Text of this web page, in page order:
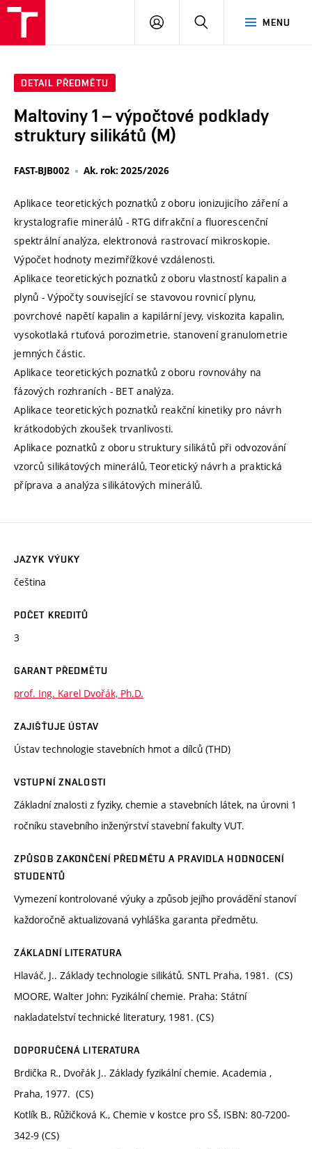
MENU
PŘIHLÁSIT
DETAIL PŘEDMĚTU
Maltoviny 1 – výpočtové podklady
struktury silikátů (M)
FAST-BJB002 Ak. rok: 2025/2026
Aplikace teoretických poznatků z oboru ionizujicího záření a
krystalografie minerálů - RTG difrakční a fluorescenční
spektrální analýza, elektronová rastrovací mikroskopie.
Výpočet hodnoty mezimřížkové vzdálenosti.
Aplikace teoretických poznatků z oboru vlastností kapalin a
plynů - Výpočty související se stavovou rovnicí plynu,
povrchové napětí kapalin a kapilární jevy, viskozita kapalin,
vysokotlaká rtuťová porozimetrie, stanovení granulometrie
jemných částic.
Aplikace teoretických poznatků z oboru rovnováhy na
fázových rozhraních - BET analýza.
Aplikace teoretických poznatků reakční kinetiky pro návrh
krátkodobých zkoušek trvanlivosti.
Aplikace poznatků z oboru struktury silikátů při odvozování
vzorců silikátových minerálů, Teoretický návrh a praktická
příprava a analýza silikátových minerálů.
JAZYK VÝUKY
čeština
POČET KREDITŮ
3
GARANT PŘEDMĚTU
prof. Ing. Karel Dvořák, Ph.D.
ZAJIŠŤUJE ÚSTAV
Ústav technologie stavebních hmot a dílců (THD)
VSTUPNÍ ZNALOSTI
Základní znalosti z fyziky, chemie a stavebních látek, na úrovni 1
ročníku stavebního inženýrství stavební fakulty VUT.
ZPŮSOB ZAKONČENÍ PŘEDMĚTU A PRAVIDLA HODNOCENÍ
STUDENTŮ
Vymezení kontrolované výuky a způsob jejího provádění stanoví
každoročně aktualizovaná vyhláška garanta předmětu.
ZÁKLADNÍ LITERATURA
Hlaváč, J.. Základy technologie silikátů. SNTL Praha, 1981. (CS)
MOORE, Walter John: Fyzikální chemie. Praha: Státní
nakladatelství technické literatury, 1981. (CS)
DOPORUČENÁ LITERATURA
Brdička R., Dvořák J.. Základy fyzikální chemie. Academia ,
Praha, 1977. (CS)
Kotlík B., Růžičková K., Chemie v kostce pro SŠ, ISBN: 80-7200-
342-9 (CS)